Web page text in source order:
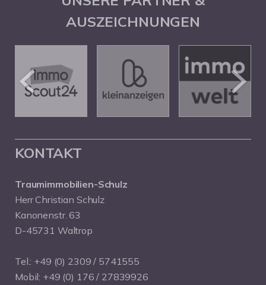
AUSZEICHNUNGEN
KONTAKT
Traumimmobilien-Schulz
Herr Christian Schulz
Kanonenstr. 63
D-45731 Waltrop
Tel.: +49 (0) 2309 / 5741555
Mobil: +49 (0) 176 / 27839926